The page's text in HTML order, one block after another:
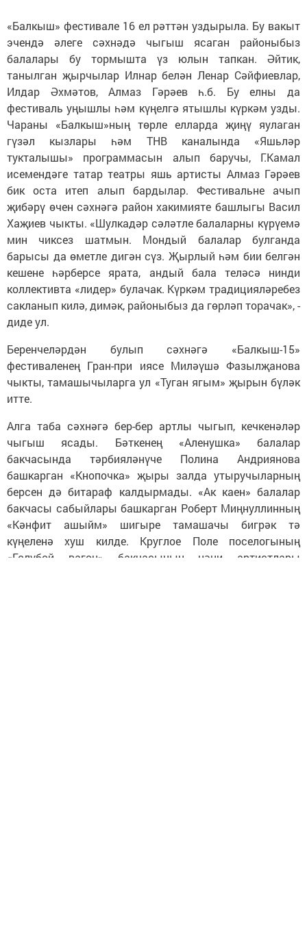
«Балкыш» фестивале 16 ел рәттән уздырыла. Бу вакыт
эчендә әлеге сәхнәдә чыгыш ясаган районыбыз
балалары бу тормышта үз юлын тапкан. Әйтик,
танылган җырчылар Илнар белән Ленар Сәйфиевлар,
Илдар Әхмәтов, Алмаз Гәрәев һ.б. Бу елны да
фестиваль уңышлы һәм күңелгә ятышлы күркәм узды.
Чараны «Балкыш»ның төрле елларда җиңү яулаган
гүзәл кызлары һәм ТНВ каналында «Яшьләр
тукталышы» программасын алып баручы, Г.Камал
исемендәге татар театры яшь артисты Алмаз Гәрәев
бик оста итеп алып бардылар. Фестивальне ачып
җибәрү өчен сәхнәгә район хакимияте башлыгы Васил
Хаҗиев чыкты. «Шулкадәр сәләтле балаларны күрүемә
мин чиксез шатмын. Мондый балалар булганда
барысы да өметле дигән сүз. Җырлый һәм бии белгән
кешене һәрберсе ярата, андый бала теләсә нинди
коллективта «лидер» булачак. Күркәм традицияләребез
сакланып килә, димәк, районыбыз да гөрләп торачак», -
диде ул.
Беренчеләрдән булып сәхнәгә «Балкыш-15»
фестиваленең Гран-при иясе Миләүшә Фазылҗанова
чыкты, тамашычыларга ул «Туган ягым» җырын бүләк
итте.
Алга таба сәхнәгә бер-бер артлы чыгып, кечкенәләр
чыгыш ясады. Бәткенең «Аленушка» балалар
бакчасында тәрбияләнүче Полина Андриянова
башкарган «Кнопочка» җыры залда утыручыларның
берсен дә битараф калдырмады. «Ак каен» балалар
бакчасы сабыйлары башкарган Роберт Миңнуллинның
«Кәнфит ашыйм» шигыре тамашачы бигрәк тә
күңеленә хуш килде. Круглое Поле поселогының
«Голубой вагон» бакчасының нәни артистлары